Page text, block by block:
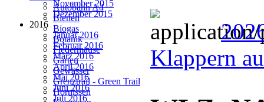
Autobahn A4
Bienen
Biogas
Botanik
Fledermäuse
Garten
Gewässer
Grenztrail - Green Trail
Hornissen
November 2015
Dezember 2015
2016
Januar 2016
Februar 2016
März 2016
April 2016
Mai 2016
Juni 2016
Juli 2016
Klappern